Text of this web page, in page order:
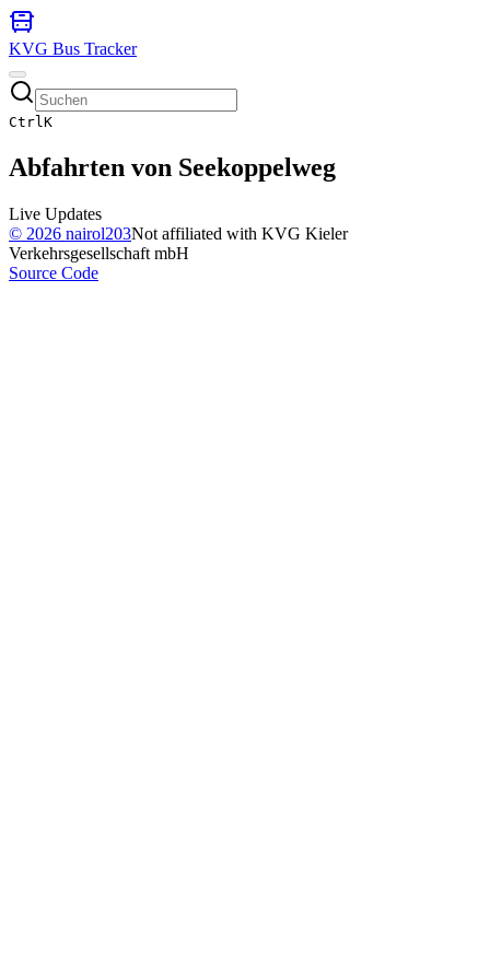
KVG Bus Tracker
CtrlK
Abfahrten von Seekoppelweg
Live Updates
© 2026 nairol203Not affiliated with KVG Kieler
Verkehrsgesellschaft mbH
Source Code